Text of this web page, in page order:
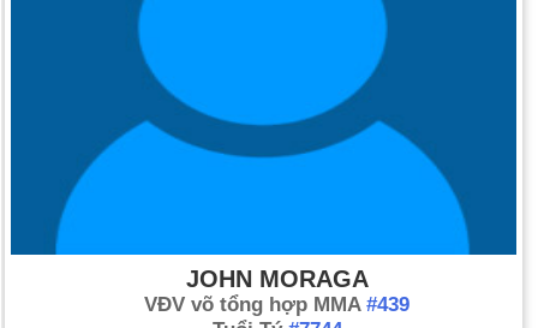
JOHN MORAGA
VĐV võ tổng hợp MMA #439